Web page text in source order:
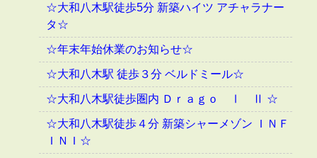
☆大和八木駅徒歩5分 新築ハイツ アチャラナー
タ☆
☆年末年始休業のお知らせ☆
☆大和八木駅 徒歩３分 ベルドミール☆
☆大和八木駅徒歩圏内 Ｄｒａｇｏ Ⅰ Ⅱ ☆
☆大和八木駅徒歩４分 新築シャーメゾン ＩＮＦ
ＩＮＩ☆